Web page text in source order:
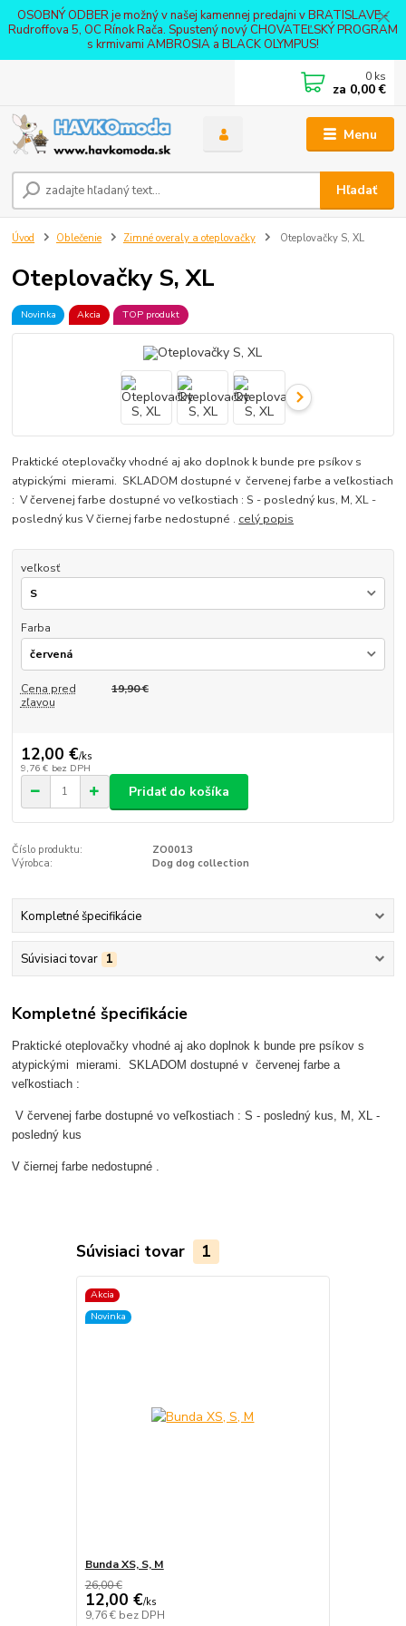
OSOBNÝ ODBER je možný v našej kamennej predajni v BRATISLAVE -
Rudroffova 5, OC Rínok Rača. Spustený nový CHOVATEĽSKÝ PROGRAM
s krmivami AMBROSIA a BLACK OLYMPUS!
Menu
Hľadať
0 ks
za 0,00 €
Úvod Oblečenie Zimné overaly a oteplovačky Oteplovačky S, XL
Oteplovačky S, XL
Novinka Akcia TOP produkt
Praktické oteplovačky vhodné aj ako doplnok k bunde pre psíkov s
atypickými mierami. SKLADOM dostupné v červenej farbe a veľkostiach
: V červenej farbe dostupné vo veľkostiach : S - posledný kus, M, XL -
posledný kus V čiernej farbe nedostupné . celý popis
veľkosť
Farba
Cena pred
zľavou
19,90 €
12,00 €/ks
9,76 € bez DPH
Pridať do košíka
Číslo produktu:
ZO0013
Výrobca:
Dog dog collection
Kompletné špecifikácie
Súvisiaci tovar 1
Kompletné špecifikácie
Praktické oteplovačky vhodné aj ako doplnok k bunde pre psíkov s
atypickými mierami. SKLADOM dostupné v červenej farbe a
veľkostiach :
V červenej farbe dostupné vo veľkostiach : S - posledný kus, M, XL -
posledný kus
V čiernej farbe nedostupné .
Súvisiaci tovar 1
Akcia
Novinka
Bunda XS, S, M
26,00 €
12,00 €/ks
9,76 € bez DPH